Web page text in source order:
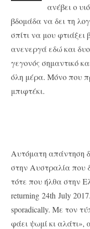
ανέβει ο
βδομάδα να δει τη
σπίτι να μου φτιάξει
ανενεργά εδώ και
γεγονός σημαντικό
όλη μέρα. Μόνο που
μπιφτέκι.
Αυτόματη απάντηση
στην Αυστραλία που
τότε που ήλθα στην
returning 24th July
sporadically. Με τον
φάει ψωμί κι αλάτι»,